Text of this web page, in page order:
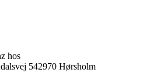
hos
542970 Hørsholm